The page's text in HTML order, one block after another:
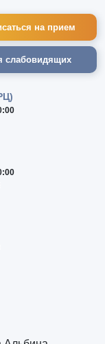
на прием
слабовидящих